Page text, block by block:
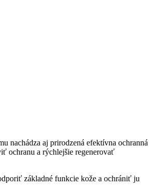
nachádza aj prirodzená efektívna ochranná
ochranu a rýchlejšie regenerovať
základné funkcie kože a ochrániť ju